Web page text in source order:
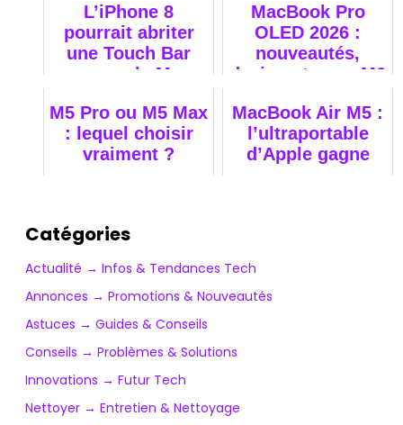
L’iPhone 8
pourrait abriter
une Touch Bar
comme le Mac
MacBook Pro
OLED 2026 :
nouveautés,
design et puce M6
M5 Pro ou M5 Max
: lequel choisir
vraiment ?
MacBook Air M5 :
l’ultraportable
d’Apple gagne
Catégories
Actualité → Infos & Tendances Tech
Annonces → Promotions & Nouveautés
Astuces → Guides & Conseils
Conseils → Problèmes & Solutions
Innovations → Futur Tech
Nettoyer → Entretien & Nettoyage